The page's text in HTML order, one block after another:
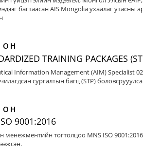
багтаасан AIS Mongolia ухаалаг утасны
ОН
TRAINING PACKAGES
Information Management (AIM) Specialist
сургалтын багц (STP)
ОН
9001:2016
менежментийн тогтолцоо MNS ISO